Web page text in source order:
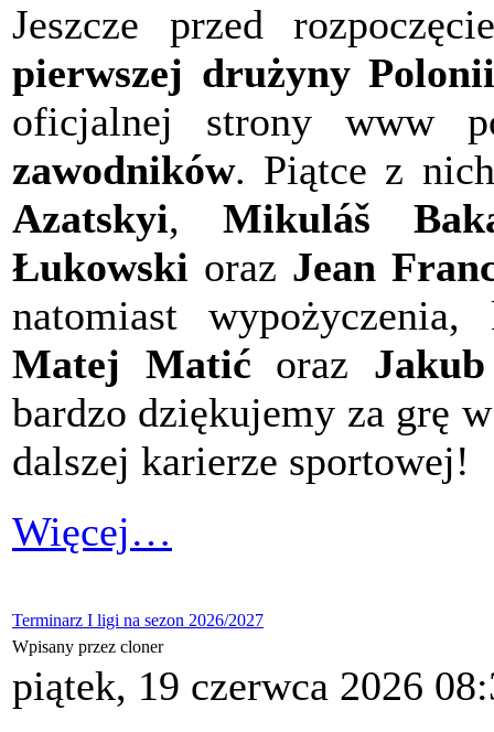
Jeszcze przed
pierwszej drużyny
oficjalnej strony www
zawodników. Piątce z
Azatskyi, Mikuláš
Łukowski oraz Jean
natomiast
Matej Matić oraz
bardzo dziękujemy za grę
dalszej karierze sportowej!
Więcej…
Terminarz I ligi na sezon 2026/2027
Wpisany przez cloner
piątek, 19 czerwca 2026